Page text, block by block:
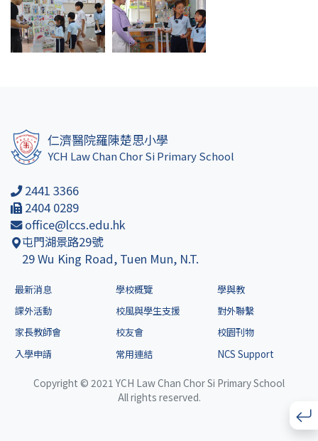
仁濟醫院羅陳楚思小學
YCH Law Chan Chor Si Primary School
2441 3366
2404 0289
office@lccs.edu.hk
屯門湖景路29號
29 Wu King Road, Tuen Mun, N.T.
最新消息 學校概覽
學與教
課外活動
校風與學生支援
對外聯繫
家長教師會
校友會
校園刊物
入學申請
常用連結 NCS Support
Copyright © 2021 YCH Law Chan Chor Si Primary School
All rights reserved.